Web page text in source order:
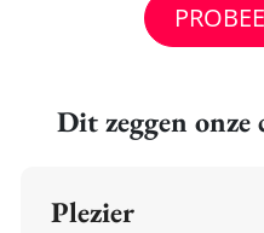
Dit zeggen onze
Plezier